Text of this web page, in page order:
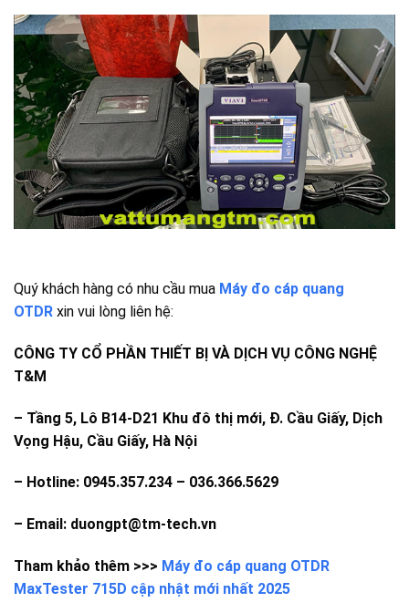
Quý khách hàng có nhu cầu mua Máy đo cáp quang
OTDR xin vui lòng liên hệ:
CÔNG TY CỔ PHẦN THIẾT BỊ VÀ DỊCH VỤ CÔNG NGHỆ
T&M
– Tầng 5, Lô B14-D21 Khu đô thị mới, Đ. Cầu Giấy, Dịch
Vọng Hậu, Cầu Giấy, Hà Nội
– Hotline: 0945.357.234 – 036.366.5629
– Email: duongpt@tm-tech.vn
Tham khảo thêm >>> Máy đo cáp quang OTDR
MaxTester 715D cập nhật mới nhất 2025